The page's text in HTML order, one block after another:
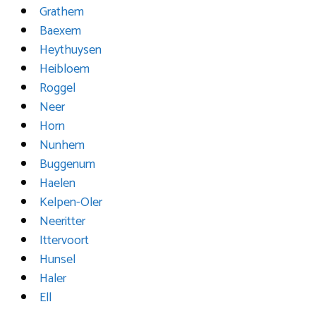
Grathem
Baexem
Heythuysen
Heibloem
Roggel
Neer
Horn
Nunhem
Buggenum
Haelen
Kelpen-Oler
Neeritter
Ittervoort
Hunsel
Haler
Ell